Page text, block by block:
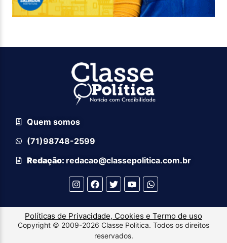
Quem somos
(71)98748-2599
Redação: redacao@classepolitica.com.br
Políticas de Privacidade, Cookies e Termo de uso
Copyright © 2009-2026 Classe Politica. Todos os direitos
reservados.